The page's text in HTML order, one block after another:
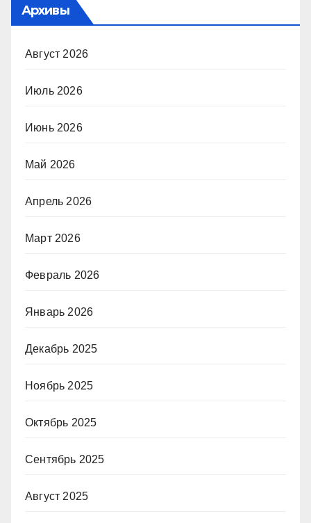
Архивы
Август 2026
Июль 2026
Июнь 2026
Май 2026
Апрель 2026
Март 2026
Февраль 2026
Январь 2026
Декабрь 2025
Ноябрь 2025
Октябрь 2025
Сентябрь 2025
Август 2025